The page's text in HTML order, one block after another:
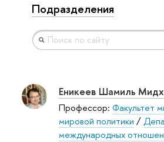
Подразделения
Еникеев Шамиль
Профессор: Факультет
мировой политики /
международных